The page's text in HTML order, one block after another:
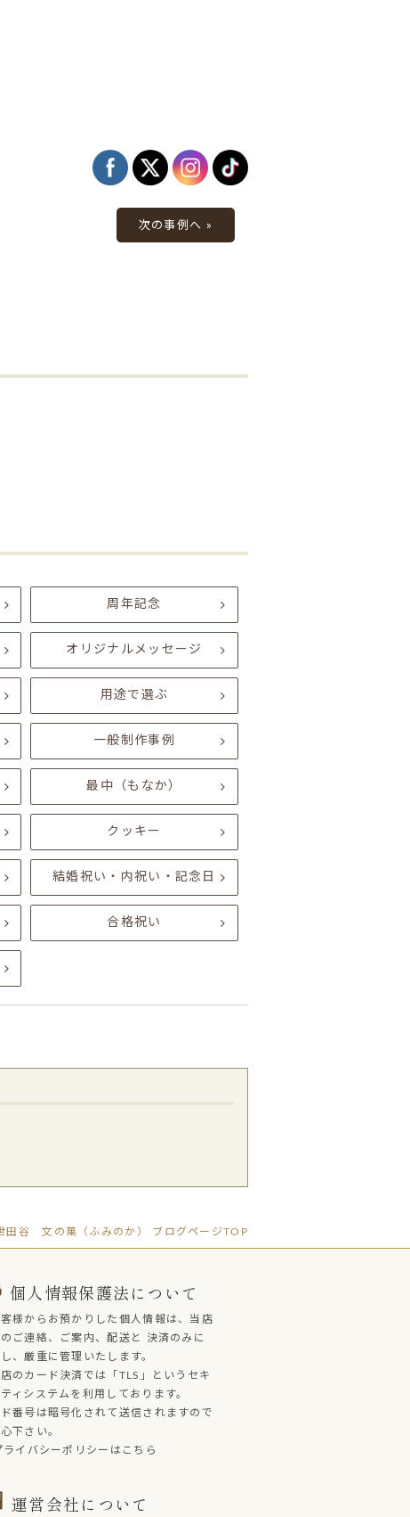
次の事例へ »
周年記念
オリジナルメッセージ
用途で選ぶ
一般制作事例
最中（もなか）
クッキー
結婚祝い・内祝い・記念日
合格祝い
田谷 文の菓（ふみのか） ブログページTOP
個人情報保護法について
様からお預かりした個人情報は、当店
ご連絡、ご案内、配送と 決済のみに
、厳重に管理いたします。
のカード決済では「TLS」というセキ
ティシステムを利用しております。
番号は暗号化されて送信されますので
下さい。
ライバシーポリシーはこちら
運営会社について